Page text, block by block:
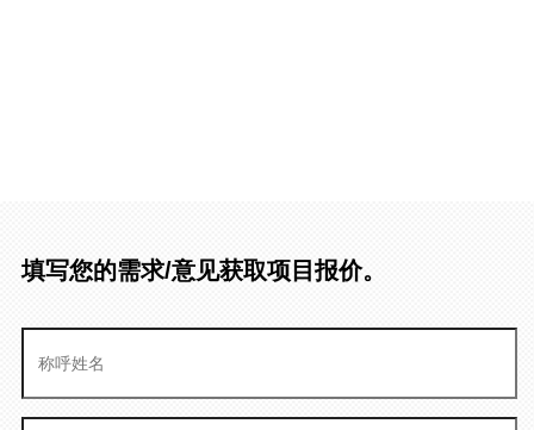
填写您的需求/意见获取项目报价。